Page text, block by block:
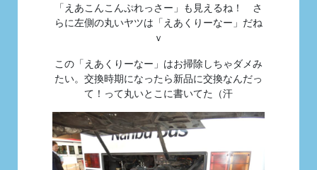
「えあこんこんぷれっさー」も見えるね！ さ
らに左側の丸いヤツは「えあくりーなー」だね
ｖ
この「えあくりーなー」はお掃除しちゃダメみ
たい。交換時期になったら新品に交換なんだっ
て！って丸いとこに書いてた（汗